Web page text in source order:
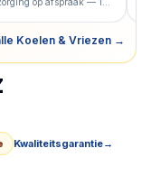
Koelen & Vriezen →
Kwaliteitsgarantie→